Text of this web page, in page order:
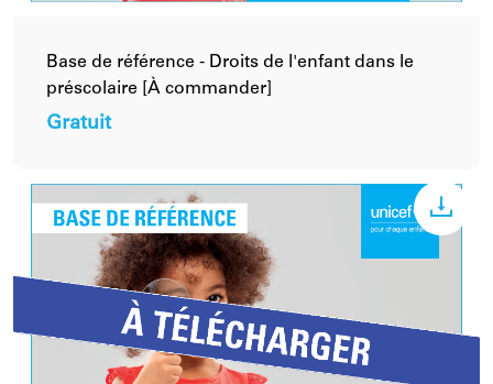
Base de référence - Droits de l'enfant dans le
préscolaire [À commander]
Gratuit
Continuer vos achats